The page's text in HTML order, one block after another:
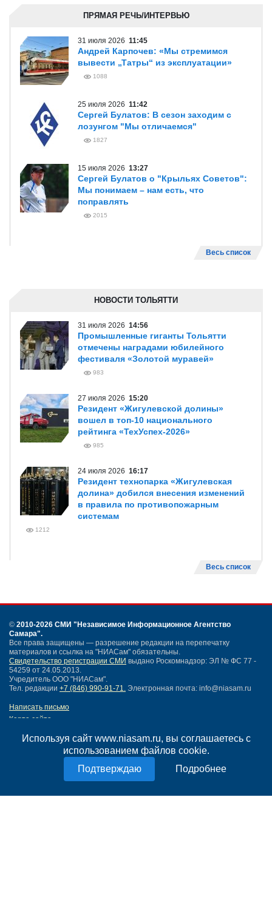
Используя сайт www.niasam.ru, вы соглашаетесь с
использованием файлов cookie.
Подробнее
ПРЯМАЯ РЕЧЬ/ИНТЕРВЬЮ
31 июля 2026 11:45
Андрей Карпочев: «Мы стремимся
вывести „Татры“ из эксплуатации»
1088
25 июля 2026 11:42
Сергей Булатов: В сезон заходим с
лозунгом "Мы отличаемся"
1827
15 июля 2026 13:27
Сергей Булатов о "Крыльях Советов":
Мы понимаем – нам есть, что
поправлять
2015
Весь список
НОВОСТИ ТОЛЬЯТТИ
31 июля 2026 14:56
Промышленные гиганты Тольятти
отмечены наградами юбилейного
фестиваля «Золотой муравей»
983
27 июля 2026 15:20
Резидент «Жигулевской долины»
вошел в топ-10 национального
рейтинга «ТехУспех-2026»
985
24 июля 2026 16:17
Резидент технопарка «Жигулевская
долина» добился внесения изменений
в правила по противопожарным
системам
1212
Весь список
© 2010-2026 СМИ "Независимое Информационное Агентство
Самара".
Все права защищены — разрешение редакции на перепечатку
материалов и ссылка на "НИАСам" обязательны.
Свидетельство регистрации СМИ выдано Роскомнадзор: ЭЛ № ФС 77 -
54259 от 24.05.2013.
Учредитель ООО "НИАСам".
Тел. редакции +7 (846) 990-91-71. Электронная почта: info@niasam.ru
Написать письмо
Карта сайта
Политика конфиденциальности
Согласие на обработку персональных данных